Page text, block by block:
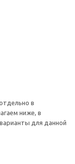
в
ниже, в
для данной